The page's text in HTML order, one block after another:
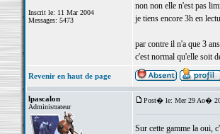
Inscrit le: 11 Mar 2004
Messages: 5473
non non elle n'est pas
je tiens encore 3h en
par contre il n'a que 3
c'est normal qu'elle soit
Revenir en haut de page
lpascalon
Administrateur
Post� le: Mer 29 Ao�
Sur cette gamme la oui,